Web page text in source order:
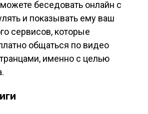
беседовать онлайн с
и показывать ему ваш
сервисов, которые
общаться по видео
именно с целью